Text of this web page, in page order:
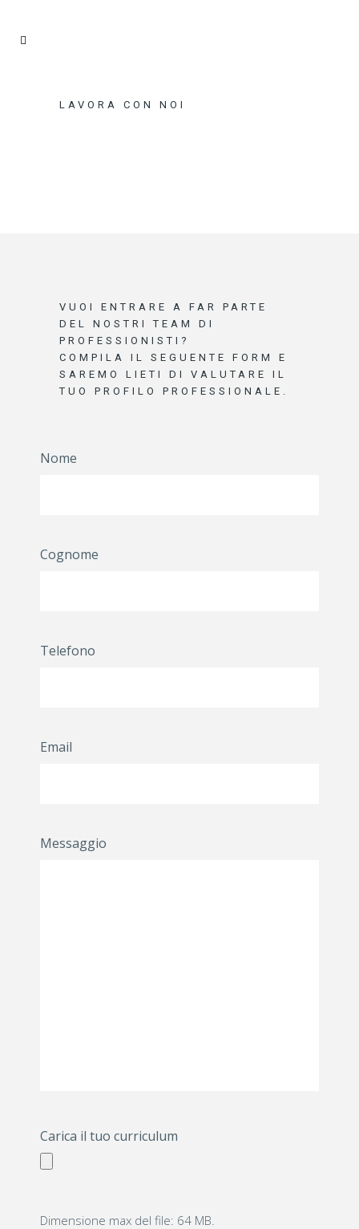
LAVORA CON NOI
VUOI ENTRARE A FAR PARTE
DEL NOSTRI TEAM DI
PROFESSIONISTI?
COMPILA IL SEGUENTE FORM E
SAREMO LIETI DI VALUTARE IL
TUO PROFILO PROFESSIONALE.
Nome
Cognome
Telefono
Email
Messaggio
Carica il tuo curriculum
Dimensione max del file: 64 MB.